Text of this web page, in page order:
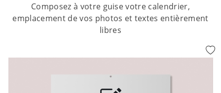
Composez à votre guise votre calendrier,
emplacement de vos photos et textes entièrement
libres